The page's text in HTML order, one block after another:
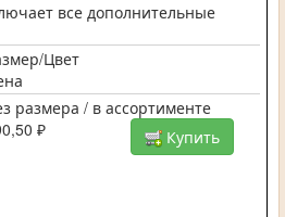
все дополнительные
Цвет
размера / в ассортименте
₽ Купить